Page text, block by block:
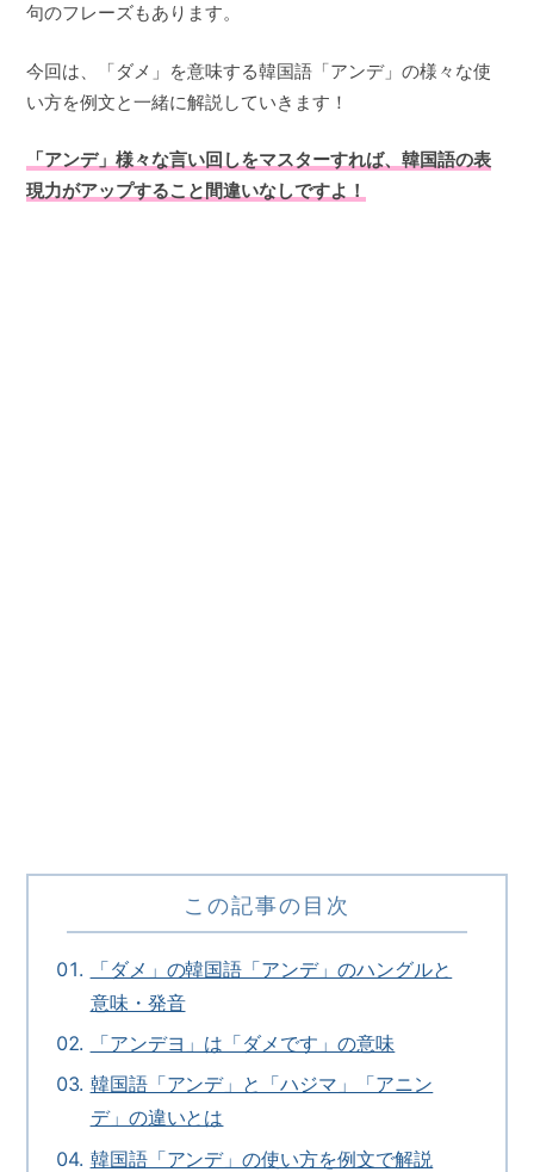
句のフレーズもあります。
今回は、「ダメ」を意味する韓国語「アンデ」の様々な使
い方を例文と一緒に解説していきます！
「アンデ」様々な言い回しをマスターすれば、韓国語の表
現力がアップすること間違いなしですよ！
この記事の目次
「ダメ」の韓国語「アンデ」のハングルと
意味・発音
「アンデヨ」は「ダメです」の意味
韓国語「アンデ」と「ハジマ」「アニン
デ」の違いとは
韓国語「アンデ」の使い方を例文で解説